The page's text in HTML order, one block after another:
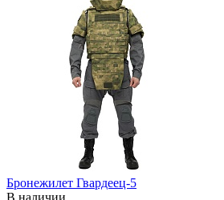
Бронежилет Гвардеец-5